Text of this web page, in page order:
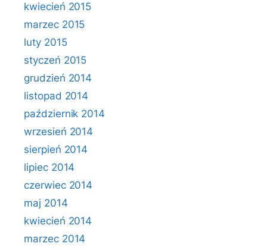
kwiecień 2015
marzec 2015
luty 2015
styczeń 2015
grudzień 2014
listopad 2014
październik 2014
wrzesień 2014
sierpień 2014
lipiec 2014
czerwiec 2014
maj 2014
kwiecień 2014
marzec 2014